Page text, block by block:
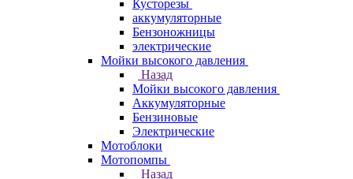
Кусторезы
аккумуляторные
Бензоножницы
электрические
Мойки высокого давления
Назад
Мойки высокого давления
Аккумуляторные
Бензиновые
Электрические
Мотоблоки
Мотопомпы
Назад